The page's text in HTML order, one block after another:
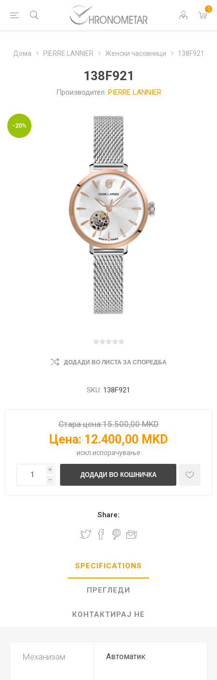
0
Дома PIERRE LANNIER Женски часовници 138F921
138F921
Производител: PIERRE LANNIER
-20%
ДОДАДИ ВО ЛИСТА ЗА СПОРЕДБА
SKU: 138F921
Стара цена:15.500,00 MKD
Цена: 12.400,00 MKD
искл. испорачување
i
h
Share:
SPECIFICATIONS
ПРЕГЛЕДИ
КОНТАКТИРАЈ НЕ
Механизам Автоматик